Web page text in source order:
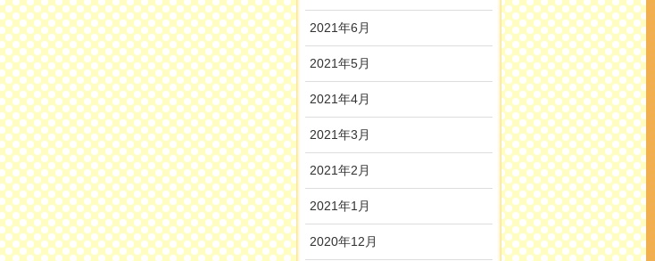
2021年6月
2021年5月
2021年4月
2021年3月
2021年2月
2021年1月
2020年12月